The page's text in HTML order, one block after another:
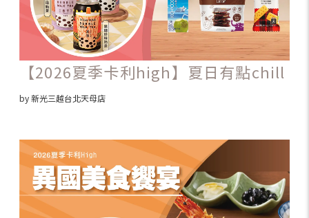
【2026夏季卡利high】夏日有點chill
by 新光三越台北天母店